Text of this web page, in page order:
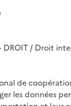
DROIT / Droit
de
les données